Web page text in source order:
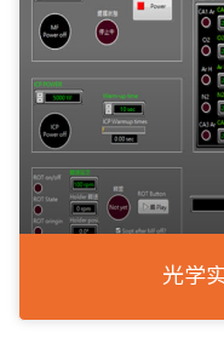
光学